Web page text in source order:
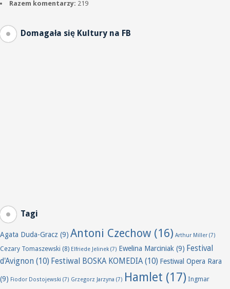
Razem komentarzy: 219
Domagała się Kultury na FB
Tagi
Agata Duda-Gracz (9) Antoni Czechow (16) Arthur Miller (7)
Cezary Tomaszewski (8) Elfriede Jelinek(7) Ewelina Marciniak (9) Festival
d'Avignon (10) Festiwal BOSKA KOMEDIA(10) Festiwal Opera Rara
(9) Fiodor Dostojewski (7) Grzegorz Jarzyna (7) Hamlet (17) Ingmar